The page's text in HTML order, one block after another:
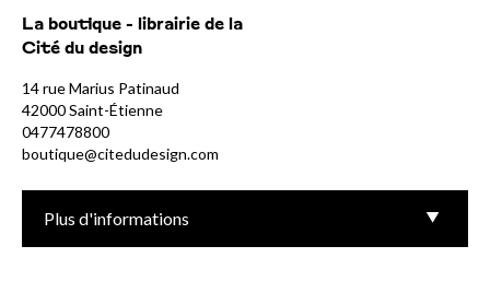
La boutique - librairie de la
Cité du design
14 rue Marius Patinaud
42000 Saint-Étienne
0477478800
boutique@citedudesign.com
Plus d'informations